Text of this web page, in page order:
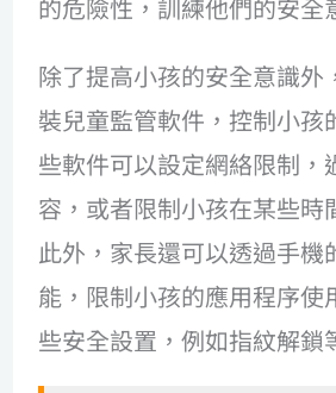
的危險性，訓練他們的安全
除了提高小孩的安全意識外
裝兒童監管軟件，控制小孩
些軟件可以設定網絡限制，
容，或者限制小孩在某些時
此外，家長還可以透過手機
能，限制小孩的應用程序使
些安全設置，例如指紋解鎖